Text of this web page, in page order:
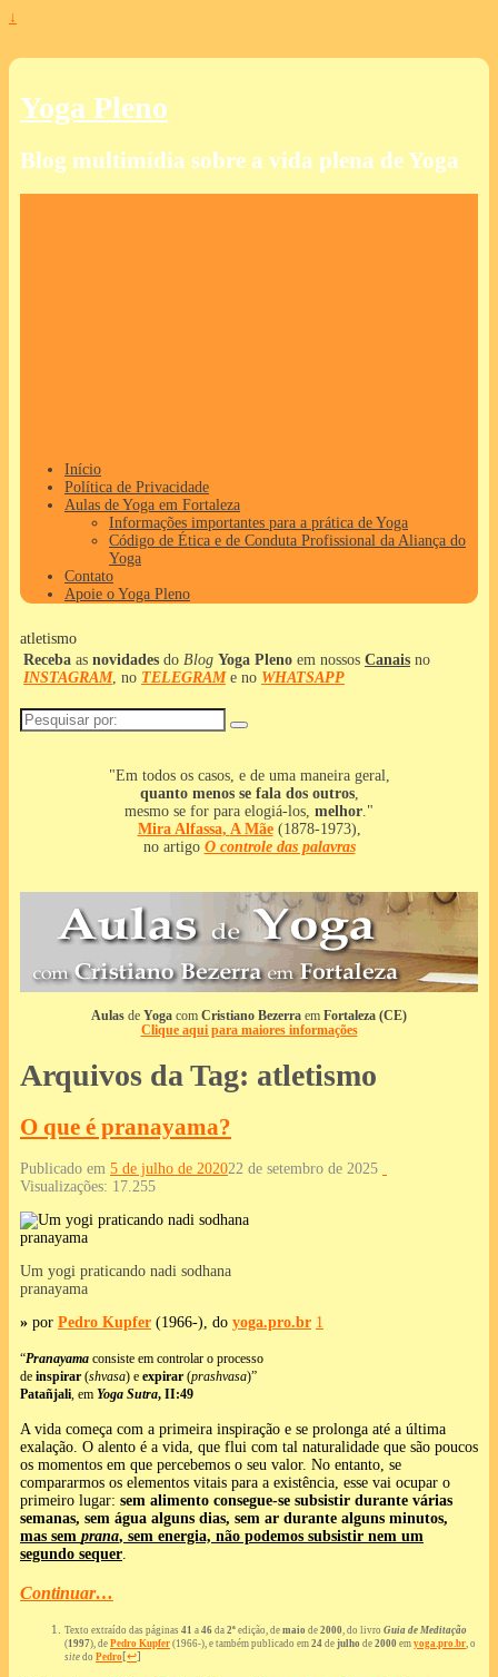
↓
Yoga Pleno
Blog multimídia sobre a vida plena de Yoga
Início
Política de Privacidade
Aulas de Yoga em Fortaleza
Informações importantes para a prática de Yoga
Código de Ética e de Conduta Profissional da Aliança do
Yoga
Contato
Apoie o Yoga Pleno
atletismo
Receba as novidades do Blog Yoga Pleno em nossos Canais no
INSTAGRAM, no TELEGRAMe no WHATSAPP
Pesquisar
por:
"Em todos os casos, e de uma maneira geral,
quanto menos se fala dos outros,
mesmo se for para elogiá-los, melhor ."
Mira Alfassa, A Mãe(1878-1973),
no artigo O controle das palavras
Aulas de Yoga com Cristiano Bezerra em Fortaleza (CE)
Clique aqui para maiores informações
Arquivos da Tag: atletismo
O que é pranayama?
Publicado em 5 de julho de 202022 de setembro de 2025
Visualizações: 17.255
Um yogi praticando nadi sodhana
pranayama
» por Pedro Kupfer (1966-), do yoga.pro.br 1
“Pranayama consiste em controlar o processo
de inspirar (shvasa) e expirar (prashvasa)”
Patañjali, em Yoga Sutra, II:49
A vida começa com a primeira inspiração e se prolonga até a última
exalação. O alento é a vida, que flui com tal naturalidade que são poucos
os momentos em que percebemos o seu valor. No entanto, se
compararmos os elementos vitais para a existência, esse vai ocupar o
primeiro lugar: sem alimento consegue-se subsistir durante várias
semanas, sem água alguns dias, sem ar durante alguns minutos,
mas sem prana, sem energia, não podemos subsistir nem um
segundo sequer.
Continuar…
Texto extraído das páginas 41 a 46 da 2ª edição, de maio de 2000 , do livro Guia de Meditação
(1997), de Pedro Kupfer (1966-), e também publicado em 24 de julho de 2000 em yoga.pro.br , o
site do Pedro[↩]